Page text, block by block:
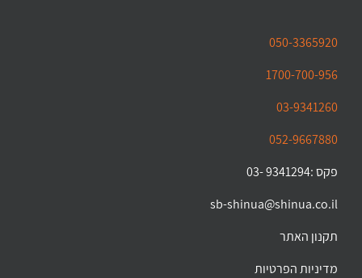
050-3365920
1700-700-956
03-9341260
052-9667880
פקס :9341294 -03
sb-shinua@shinua.co.il
תקנון האתר
מדיניות הפרטיות